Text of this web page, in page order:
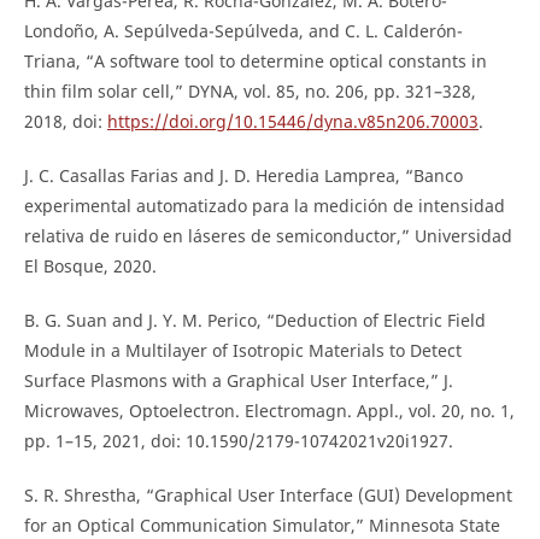
Londoño, A. Sepúlveda-Sepúlveda, and C. L. Calderón-
Triana, “A software tool to determine optical constants in
thin film solar cell,” DYNA, vol. 85, no. 206, pp. 321–328,
2018, doi: https://doi.org/10.15446/dyna.v85n206.70003.
J. C. Casallas Farias and J. D. Heredia Lamprea, “Banco
experimental automatizado para la medición de intensidad
relativa de ruido en láseres de semiconductor,” Universidad
El Bosque, 2020.
B. G. Suan and J. Y. M. Perico, “Deduction of Electric Field
Module in a Multilayer of Isotropic Materials to Detect
Surface Plasmons with a Graphical User Interface,” J.
Microwaves, Optoelectron. Electromagn. Appl., vol. 20, no. 1,
pp. 1–15, 2021, doi: 10.1590/2179-10742021v20i1927.
S. R. Shrestha, “Graphical User Interface (GUI) Development
for an Optical Communication Simulator,” Minnesota State